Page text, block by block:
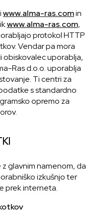
www.alma-ras.comin
www.alma-ras.com,
protokol HTTP
Vendar pa mora
obiskovalec uporablja,
Ras d.o.o. uporablja
Ti centri za
s standardno
opremo za
glavnim namenom, da
izkušnjo ter
prek interneta.